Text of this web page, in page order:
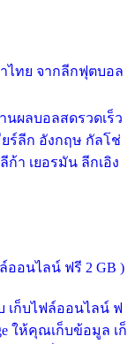
ไทย จากลีกฟุตบอล
นผลบอลสดรวดเร็ว
ร์ลีก อังกฤษ กัลโช่
ก้า เยอรมัน ลีกเอิง
ออนไลน์ ฟรี 2 GB )
เก็บไฟล์ออนไลน์ ฟ
ให้คุณเก็บข้อมูล เก็